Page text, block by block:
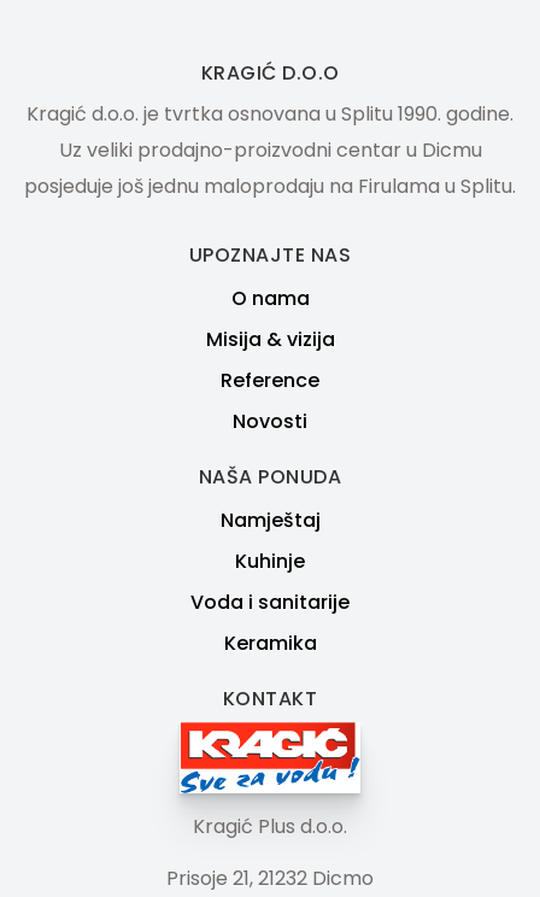
KRAGIĆ D.O.O
Kragić d.o.o. je tvrtka osnovana u Splitu 1990. godine.
Uz veliki prodajno-proizvodni centar u Dicmu
posjeduje još jednu maloprodaju na Firulama u Splitu.
UPOZNAJTE NAS
O nama
Misija & vizija
Reference
Novosti
NAŠA PONUDA
Namještaj
Kuhinje
Voda i sanitarije
Keramika
KONTAKT
Kragić Plus d.o.o.
Prisoje 21, 21232 Dicmo